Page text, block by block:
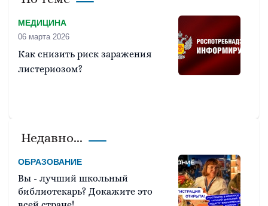
МЕДИЦИНА
06 марта 2026
Как снизить риск заражения
листериозом?
Недавно...
ОБРАЗОВАНИЕ
Вы - лучший школьный
библиотекарь? Докажите это